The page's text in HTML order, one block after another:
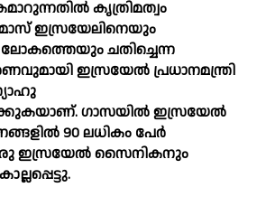
കൃത്രിമത്വം
ഇസ്രയേലിനെയും
ചതിച്ചെന്ന
ഇസ്രയേല്‍ പ്രധാനമന്ത്രി
ഗാസയില്‍ ഇസ്രയേല്‍
90 ലധികം പേര്‍
ഒരു ഇസ്രയേല്‍ സൈനികനും